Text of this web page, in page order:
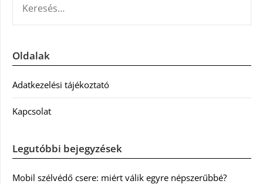
Oldalak
Adatkezelési tájékoztató
Kapcsolat
Legutóbbi bejegyzések
Mobil szélvédő csere: miért válik egyre népszerűbbé?